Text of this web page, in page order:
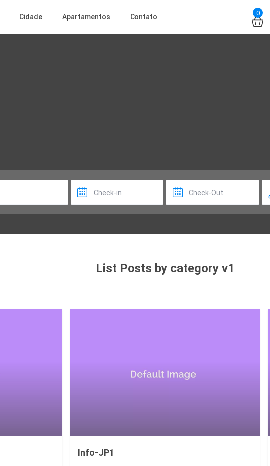
0
Cidade Apartamentos Contato
List Posts by category v1
Info-JP1